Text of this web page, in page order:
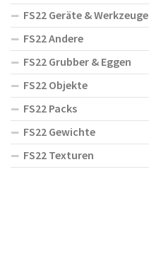
FS22 Geräte & Werkzeuge
FS22 Andere
FS22 Grubber & Eggen
FS22 Objekte
FS22 Packs
FS22 Gewichte
FS22 Texturen